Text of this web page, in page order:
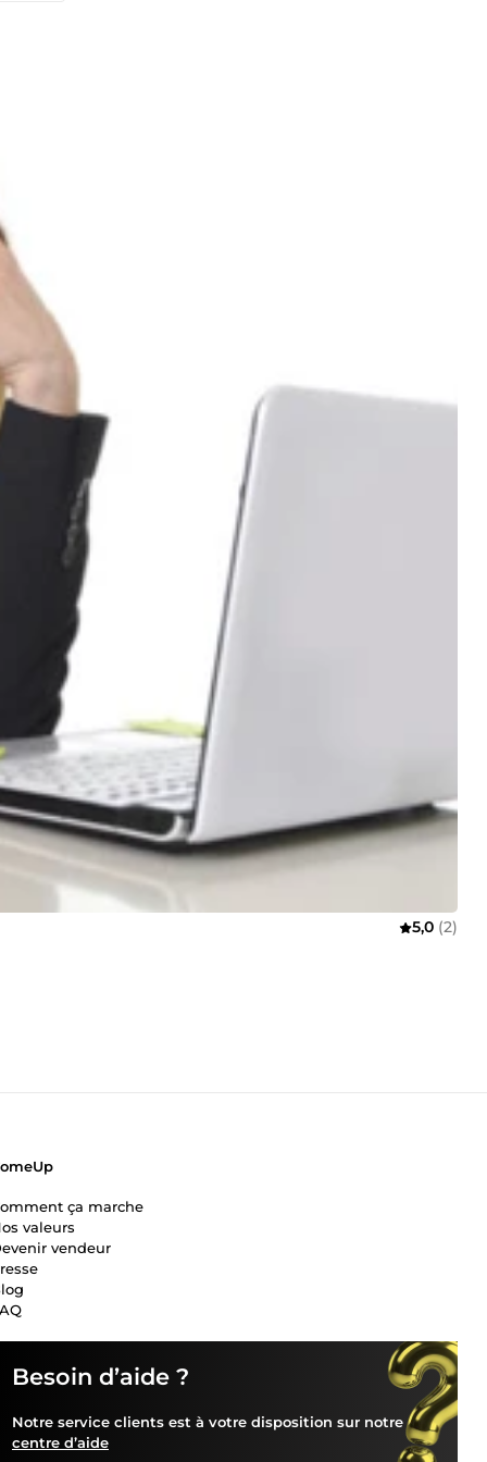
5,0 (2)
Besoin d’aide ?
Notre service clients est à votre disposition sur notre
centre d’aide
ça marche
valeurs
vendeur